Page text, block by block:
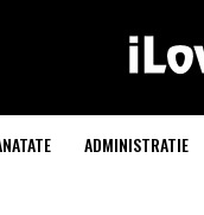
ADMINISTRATIE